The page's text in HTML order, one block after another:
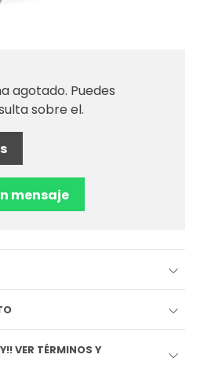
agotado. Puedes
sobre el.
mensaje
Y